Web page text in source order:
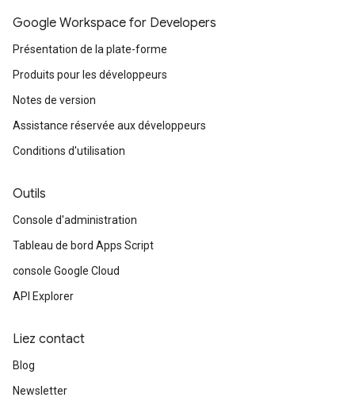
Google Workspace for Developers
Présentation de la plate-forme
Produits pour les développeurs
Notes de version
Assistance réservée aux développeurs
Conditions d'utilisation
Outils
Console d'administration
Tableau de bord Apps Script
console Google Cloud
API Explorer
Liez contact
Blog
Newsletter